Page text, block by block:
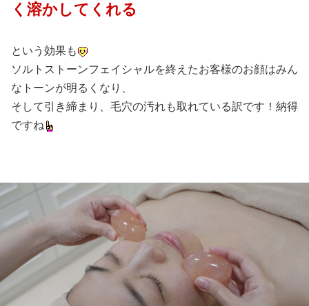
く溶かしてくれる
という効果も
ソルトストーンフェイシャルを終えたお客様のお顔はみん
なトーンが明るくなり、
そして引き締まり、毛穴の汚れも取れている訳です！納得
ですね